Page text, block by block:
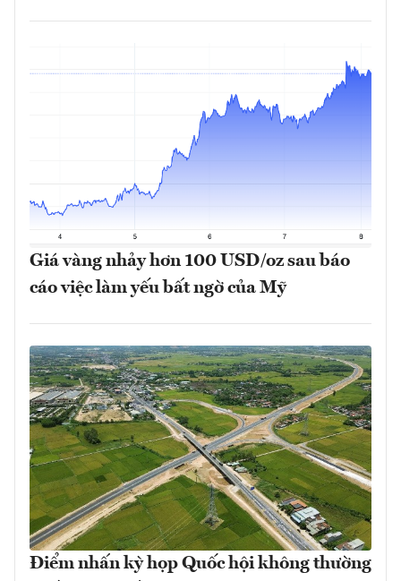
Giá vàng nhảy hơn 100 USD/oz sau báo
cáo việc làm yếu bất ngờ của Mỹ
Điểm nhấn kỳ họp Quốc hội không thường